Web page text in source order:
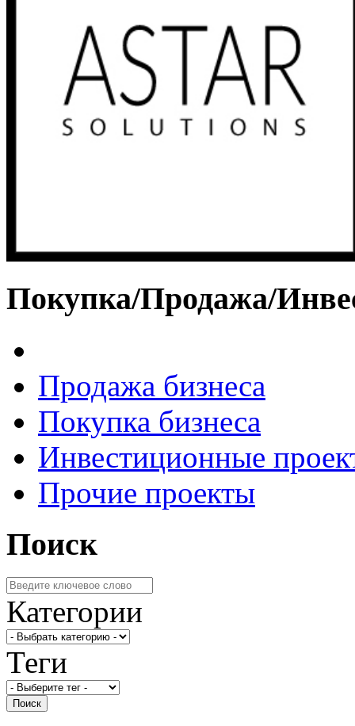
Покупка/Продажа/
Продажа бизнеса
Покупка бизнеса
Инвестиционные
Прочие проекты
Поиск
Категории
Теги
Поиск